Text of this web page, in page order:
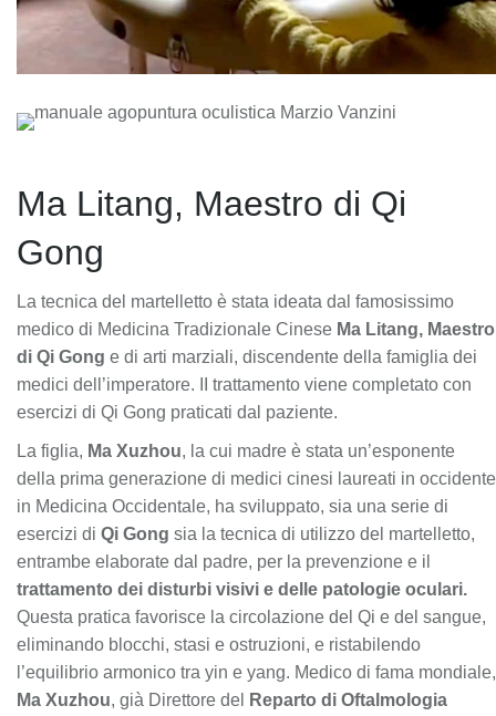
Ma Litang, Maestro di Qi
Gong
La tecnica del martelletto è stata ideata dal famosissimo
medico di Medicina Tradizionale Cinese Ma Litang, Maestro
di Qi Gong e di arti marziali, discendente della famiglia dei
medici dell’imperatore. II trattamento viene completato con
esercizi di Qi Gong praticati dal paziente.
La figlia, Ma Xuzhou, la cui madre è stata un’esponente
della prima generazione di medici cinesi laureati in occidente
in Medicina Occidentale, ha sviluppato, sia una serie di
esercizi di Qi Gong sia la tecnica di utilizzo del martelletto,
entrambe elaborate dal padre, per la prevenzione e il
trattamento dei disturbi visivi e delle patologie oculari.
Questa pratica favorisce la circolazione del Qi e del sangue,
eliminando blocchi, stasi e ostruzioni, e ristabilendo
l’equilibrio armonico tra yin e yang. Medico di fama mondiale,
Ma Xuzhou, già Direttore del
Reparto di Oftalmologia